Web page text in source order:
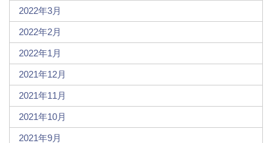
2022年3月
2022年2月
2022年1月
2021年12月
2021年11月
2021年10月
2021年9月